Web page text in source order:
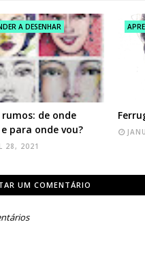
A DESENHAR
rumos: de onde
para onde vou?
28, 2021
UM COMENTÁRIO